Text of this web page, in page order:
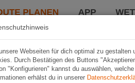
PLANEN APP
Webseiten für dich optimal zu gestalten
Durch Bestätigen des Buttons
"Konfigurieren" kannst du auswählen,
erhälst du in unserer